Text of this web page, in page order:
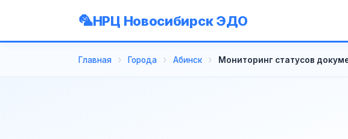
НРЦ Новосибирск ЭДО
Главная Города Абинск Мониторинг статусов